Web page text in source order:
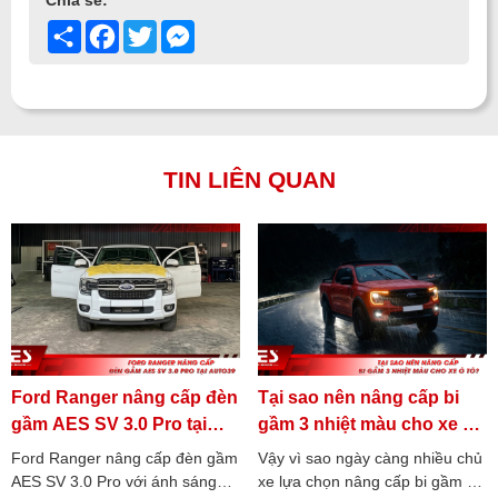
Share Facebook
Twitter
TIN LIÊN QUAN
Ford Ranger nâng cấp đèn
gầm AES SV 3.0 Pro tại
Auto39
Ford Ranger nâng cấp đèn gầm
AES SV 3.0 Pro với ánh sáng
Tại sao nên nâng cấp bi
gầm 3 nhiệt màu cho xe ô
tô?
Vậy vì sao ngày càng nhiều chủ
xe lựa chọn nâng cấp bi gầm 3